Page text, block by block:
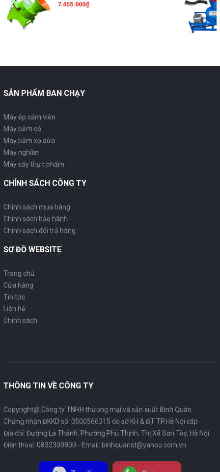
7.455.000₫
SẢN PHẨM BAN CHẠY
Máy ép cám viên
Máy băm cỏ
Máy băm xơ dừa
Máy nghiền
Máy sấy thực phẩm
CHÍNH SÁCH CÔNG TY
Chính sách mua hàng
Chính sách bảo hành
Chính sách đổi trả hàng
SƠ ĐỒ WEBSITE
Trang chủ
Cửa hàng
Tin tức
Liên hệ
Chính sách
THÔNG TIN VỀ CÔNG TY
Copyright@ Công ty TNHH thương mại và sản xuất Bình Quân
Chứng nhận ĐKKD số: 0500566315 do sở KH & ĐT TP.Hà Nội cấp
Địa chỉ: Đường La Thành, Phường Phú Thịnh, Thị Xã Sơn Tây, Hà Nội
Điện thoại: 0832300800 - Email: binhquanst@yahoo.com.vn